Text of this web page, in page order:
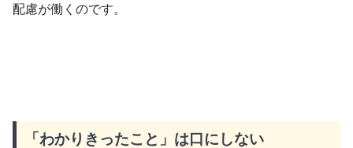
配慮が働くのです。
「わかりきったこと」は口にしない